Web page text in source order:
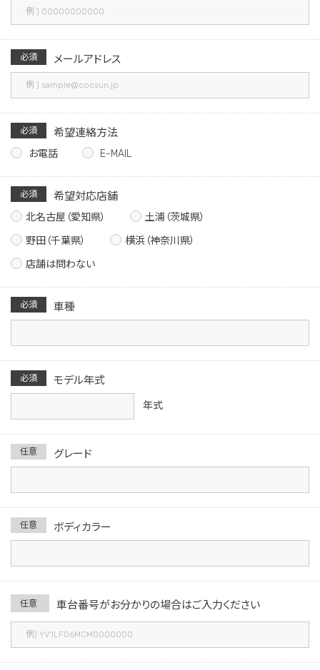
必須 メールアドレス
必須 希望連絡方法
お電話 E-MAIL
必須 希望対応店舗
北名古屋（愛知県）
土浦（茨城県）
野田（千葉県）
横浜（神奈川県）
店舗は問わない
必須 車種
必須 モデル年式
年式
任意 グレード
任意 ボディカラー
任意 車台番号がお分かりの場合はご入力ください